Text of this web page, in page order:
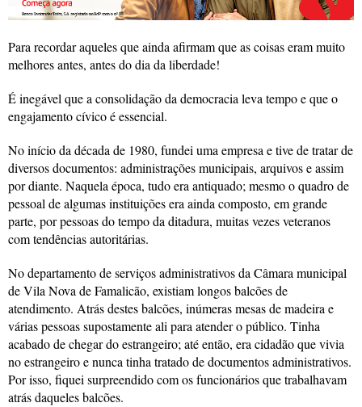
Para recordar aqueles que ainda afirmam que as coisas eram muito
melhores antes, antes do dia da liberdade!
É inegável que a consolidação da democracia leva tempo e que o
engajamento cívico é essencial.
No início da década de 1980, fundei uma empresa e tive de tratar de
diversos documentos: administrações municipais, arquivos e assim
por diante. Naquela época, tudo era antiquado; mesmo o quadro de
pessoal de algumas instituições era ainda composto, em grande
parte, por pessoas do tempo da ditadura, muitas vezes veteranos
com tendências autoritárias.
No departamento de serviços administrativos da Câmara municipal
de Vila Nova de Famalicão, existiam longos balcões de
atendimento. Atrás destes balcões, inúmeras mesas de madeira e
várias pessoas supostamente ali para atender o público. Tinha
acabado de chegar do estrangeiro; até então, era cidadão que vivia
no estrangeiro e nunca tinha tratado de documentos administrativos.
Por isso, fiquei surpreendido com os funcionários que trabalhavam
atrás daqueles balcões.